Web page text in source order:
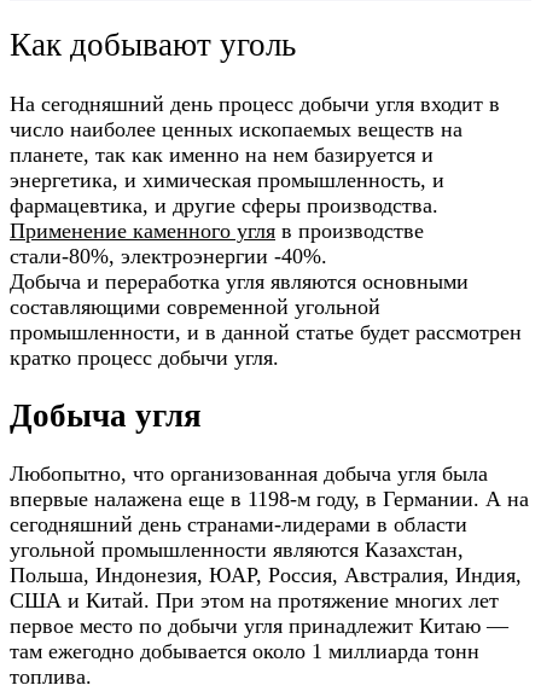
Как добывают уголь
На сегодняшний день процесс добычи угля входит в
число наиболее ценных ископаемых веществ на
планете, так как именно на нем базируется и
энергетика, и химическая промышленность, и
фармацевтика, и другие сферы производства.
Применение каменного угля в производстве
стали-80%, электроэнергии -40%.
Добыча и переработка угля являются основными
составляющими современной угольной
промышленности, и в данной статье будет рассмотрен
кратко процесс добычи угля.
Добыча угля
Любопытно, что организованная добыча угля была
впервые налажена еще в 1198-м году, в Германии. А на
сегодняшний день странами-лидерами в области
угольной промышленности являются Казахстан,
Польша, Индонезия, ЮАР, Россия, Австралия, Индия,
США и Китай. При этом на протяжение многих лет
первое место по добычи угля принадлежит Китаю —
там ежегодно добывается около 1 миллиарда тонн
топлива.